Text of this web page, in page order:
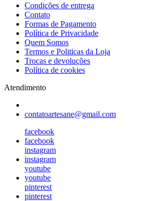
Condições de entrega
Contato
Formas de Pagamento
Política de Privacidade
Quem Somos
Termos e Politicas da Loja
Trocas e devoluções
Política de cookies
Atendimento
contatoartesane@gmail.com
facebook
facebook
instagram
instagram
youtube
youtube
pinterest
pinterest